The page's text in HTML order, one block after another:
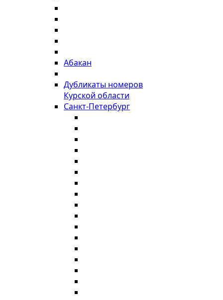
Абакан
Дубликаты номеров
Курской области
Санкт-Петербург